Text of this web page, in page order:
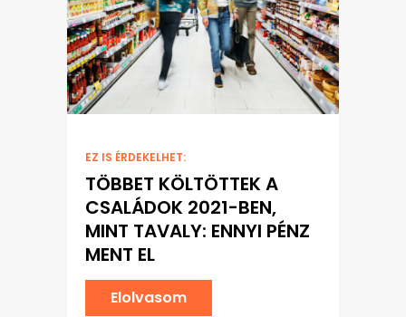
EZ IS ÉRDEKELHET:
TÖBBET KÖLTÖTTEK A
CSALÁDOK 2021-BEN,
MINT TAVALY: ENNYI PÉNZ
MENT EL
Elolvasom